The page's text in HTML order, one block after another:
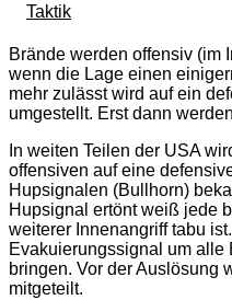
Taktik
Brände werden offensiv (im
wenn die Lage einen
mehr zulässt wird auf ein
umgestellt. Erst dann
In weiten Teilen der USA
offensiven auf eine
Hupsignalen (Bullhorn)
Hupsignal ertönt weiß jede
weiterer Innenangriff tabu
Evakuierungssignal um alle
bringen. Vor der Auslösung
mitgeteilt.